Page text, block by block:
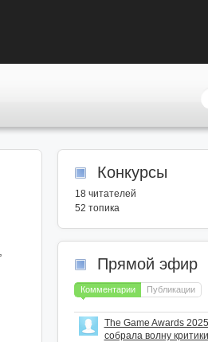
Конкурсы
18читателей
52 топика
Прямой эфир
Комментарии Публикации
The Game Awards
собрала волну критики